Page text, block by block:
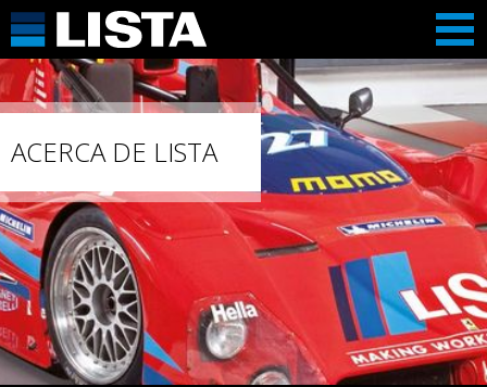
ACERCA DE LISTA